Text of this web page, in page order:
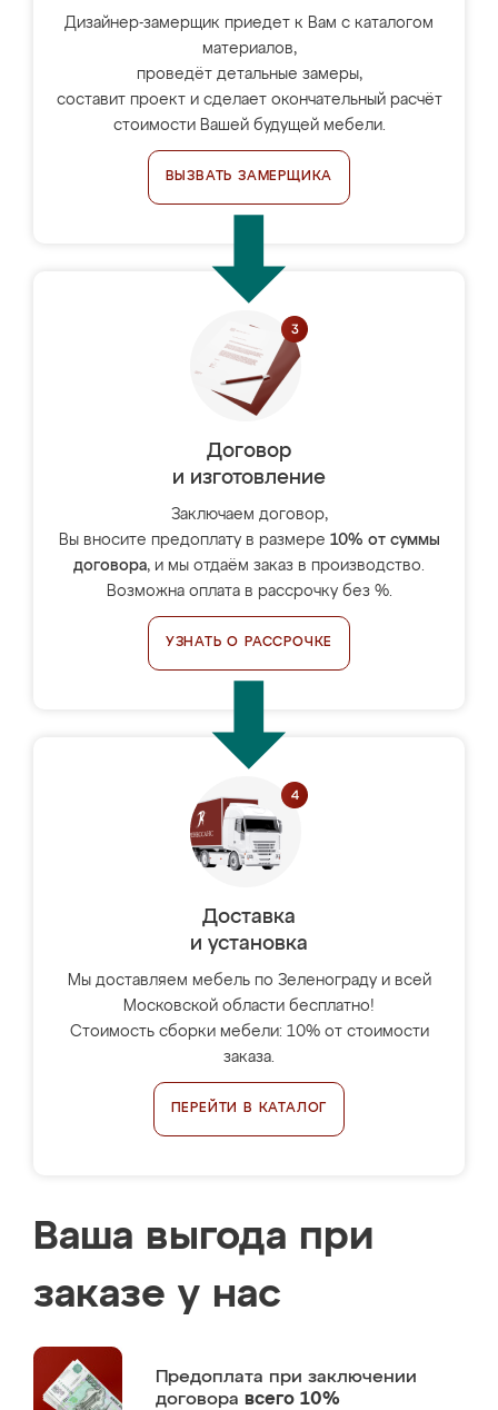
Дизайнер-замерщик приедет к Вам с каталогом
материалов,
проведёт детальные замеры,
составит проект и сделает окончательный расчёт
стоимости Вашей будущей мебели.
ВЫЗВАТЬ ЗАМЕРЩИКА
Договор
и изготовление
Заключаем договор,
Вы вносите предоплату в размере 10% от суммы
договора, и мы отдаём заказ в производство.
Возможна оплата в рассрочку без %.
УЗНАТЬ О РАССРОЧКЕ
Доставка
и установка
Мы доставляем мебель по Зеленограду и всей
Московской области бесплатно!
Стоимость сборки мебели: 10% от стоимости
заказа.
ПЕРЕЙТИ В КАТАЛОГ
Ваша выгода при
заказе у нас
Предоплата при заключении
договора всего 10%